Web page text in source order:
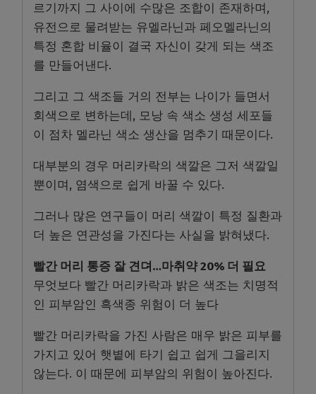
르기까지 그 사이에 수많은 조합이 존재하며,
유전으로 물려받는 유멜라닌과 페오멜라닌의
특정 혼합 비율이 결국 자신이 갖게 되는 색조
를 만들어낸다.
그리고 그 색조들 거의 전부는 나이가 들면서
회색으로 변하는데, 모낭 속 색소 생성 세포들
이 점차 멜라닌 색소 생산을 멈추기 때문이다.
대부분의 경우 머리카락의 색깔은 그저 색깔일
뿐이며, 염색으로 쉽게 바꿀 수 있다.
그러나 많은 연구들이 머리 색깔이 특정 질환과
더 높은 연관성을 가진다는 사실을 밝혀냈다.
빨간 머리 통증 잘 견뎌…마취약 20% 더 필요
무엇보다 빨간 머리카락과 밝은 색조는 치명적
인 피부암인 흑색종 위험이 더 높다
빨간 머리카락을 가진 사람은 매우 밝은 피부를
가지고 있어 햇볕에 타기 쉽고 쉽게 그을리지
않는다. 이 때문에 피부암의 위험이 높아진다.